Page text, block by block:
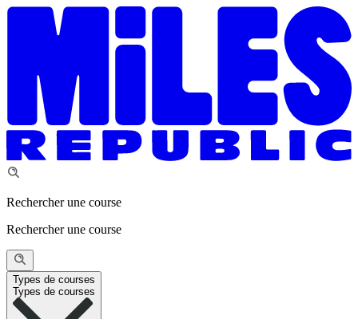
Rechercher une course
Rechercher une course
Types de courses
Types de courses